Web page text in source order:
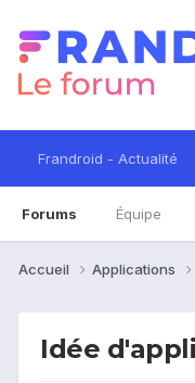
Frandroid - Actualité
Forums Équipe
Accueil Applications
Idée